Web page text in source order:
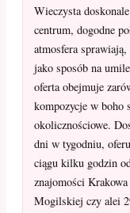
Wieczysta
centrum, dogodne
atmosfera
jako sposób na
oferta obejmuje
kompozycje w boho
okolicznościowe.
dni w tygodniu,
ciągu kilku godzin
znajomości
Mogilskiej czy alei